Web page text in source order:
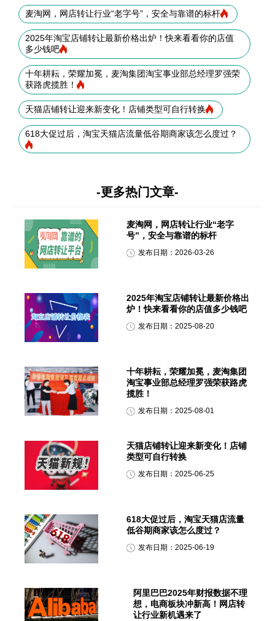
麦淘网，网店转让行业“老字号”，安全与靠谱的标杆
2025年淘宝店铺转让最新价格出炉！快来看看你的店值
多少钱吧
十年耕耘，荣耀加冕，麦淘集团淘宝事业部总经理罗强荣
获路虎揽胜！
天猫店铺转让迎来新变化！店铺类型可自行转换
618大促过后，淘宝天猫店流量低谷期商家该怎么度过？
-更多热门文章-
麦淘网，网店转让行业“老字
号”，安全与靠谱的标杆
发布日期：2026-03-26
2025年淘宝店铺转让最新价格出
炉！快来看看你的店值多少钱吧
发布日期：2025-08-20
十年耕耘，荣耀加冕，麦淘集团
淘宝事业部总经理罗强荣获路虎
揽胜！
发布日期：2025-08-01
天猫店铺转让迎来新变化！店铺
类型可自行转换
发布日期：2025-06-25
618大促过后，淘宝天猫店流量
低谷期商家该怎么度过？
发布日期：2025-06-19
阿里巴巴2025年财报数据不理
想，电商板块冲新高！网店转
让行业新机遇来了